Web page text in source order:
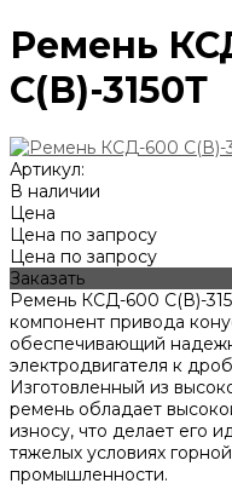
Ремень
С(В)-3150Т
Артикул:
В наличии
Цена
Цена по запросу
Цена по запросу
Заказать
Ремень КСД-600 С(В)-
компонент привода
обеспечивающий
электродвигателя к
Изготовленный из
ремень обладает
износу, что делает его
тяжелых условиях
промышленности.